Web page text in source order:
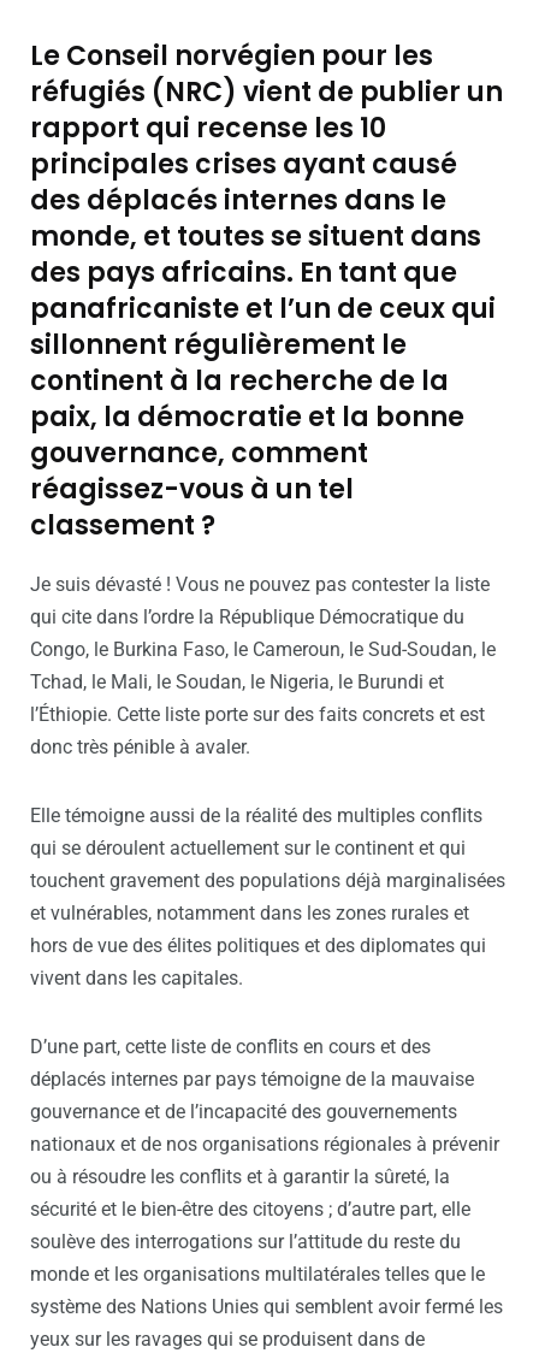
Le Conseil norvégien pour les
réfugiés (NRC) vient de publier un
rapport qui recense les 10
principales crises ayant causé
des déplacés internes dans le
monde, et toutes se situent dans
des pays africains. En tant que
panafricaniste et l’un de ceux qui
sillonnent régulièrement le
continent à la recherche de la
paix, la démocratie et la bonne
gouvernance, comment
réagissez-vous à un tel
classement ?
Je suis dévasté ! Vous ne pouvez pas contester la liste
qui cite dans l’ordre la République Démocratique du
Congo, le Burkina Faso, le Cameroun, le Sud-Soudan, le
Tchad, le Mali, le Soudan, le Nigeria, le Burundi et
l’Éthiopie. Cette liste porte sur des faits concrets et est
donc très pénible à avaler.
Elle témoigne aussi de la réalité des multiples conflits
qui se déroulent actuellement sur le continent et qui
touchent gravement des populations déjà marginalisées
et vulnérables, notamment dans les zones rurales et
hors de vue des élites politiques et des diplomates qui
vivent dans les capitales.
D’une part, cette liste de conflits en cours et des
déplacés internes par pays témoigne de la mauvaise
gouvernance et de l’incapacité des gouvernements
nationaux et de nos organisations régionales à prévenir
ou à résoudre les conflits et à garantir la sûreté, la
sécurité et le bien-être des citoyens ; d’autre part, elle
soulève des interrogations sur l’attitude du reste du
monde et les organisations multilatérales telles que le
système des Nations Unies qui semblent avoir fermé les
yeux sur les ravages qui se produisent dans de